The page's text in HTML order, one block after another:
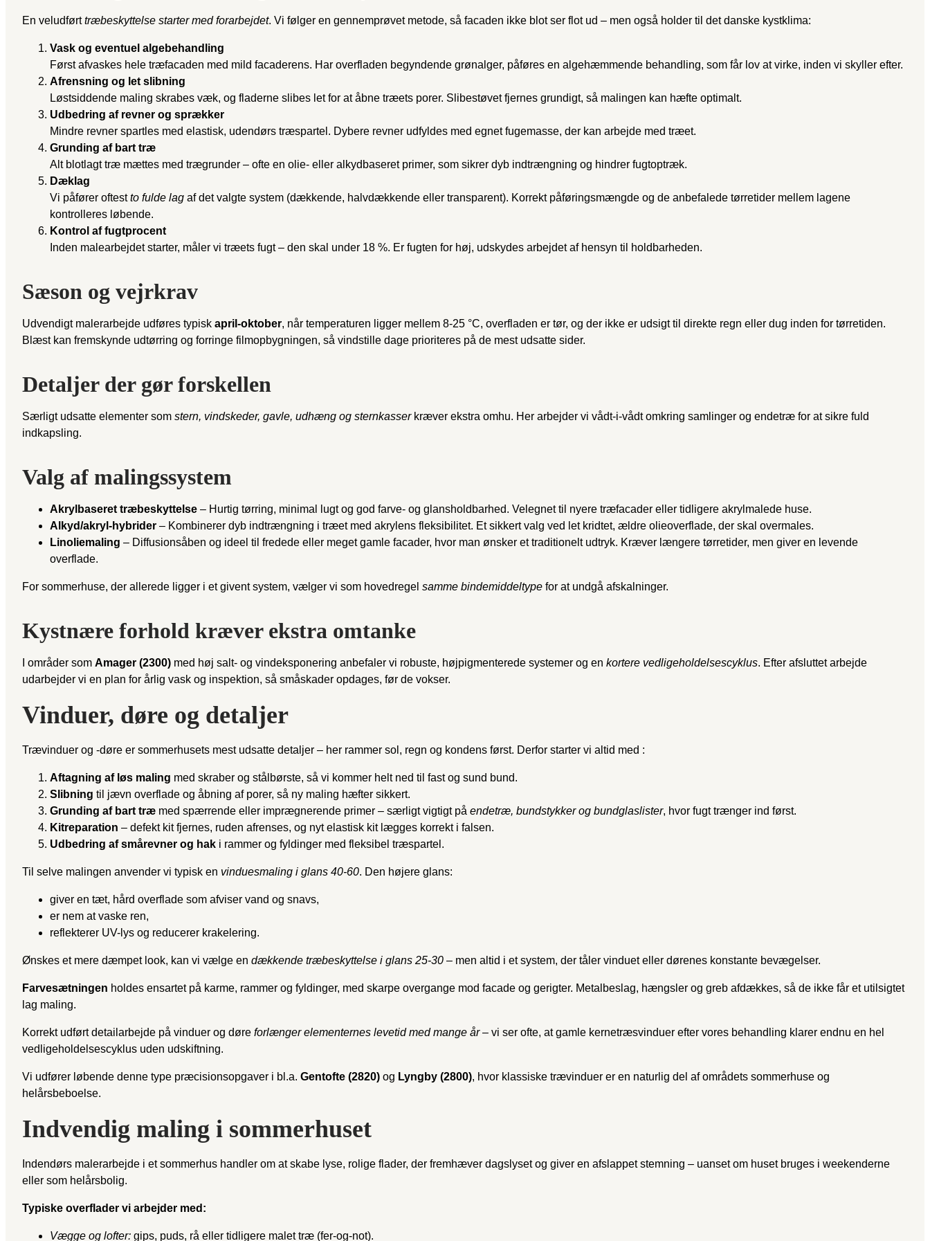
En veludførttræbeskyttelse starter med forarbejdet. Vi følger en gennemprøvet metode, så facaden ikke blot ser flot ud – men også holder til det danske kystklima:
Vask og eventuel algebehandling
Først afvaskes hele træfacaden med mild facaderens. Har overfladen begyndende grønalger, påføres en algehæmmende behandling, som får lov at virke, inden vi skyller efter.
Afrensning og let slibning
Løstsiddende maling skrabes væk, og fladerne slibes let for at åbne træets porer. Slibestøvet fjernes grundigt, så malingen kan hæfte optimalt.
Udbedring af revner og sprækker
Mindre revner spartles med elastisk, udendørs træspartel. Dybere revner udfyldes med egnet fugemasse, der kan arbejde med træet.
Grunding af bart træ
Alt blotlagt træ mættes med trægrunder – ofte en olie- eller alkydbaseret primer, som sikrer dyb indtrængning og hindrer fugtoptræk.
Dæklag
Vi påfører oftestto fulde lag af det valgte system (dækkende, halvdækkende eller transparent). Korrekt påføringsmængde og de anbefalede tørretider mellem lagene
kontrolleres løbende.
Kontrol af fugtprocent
Inden malearbejdet starter, måler vi træets fugt – den skal under 18 %. Er fugten for høj, udskydes arbejdet af hensyn til holdbarheden.
Sæson og vejrkrav
Udvendigt malerarbejde udføres typisk april-oktober, når temperaturen ligger mellem 8-25 °C, overfladen er tør, og der ikke er udsigt til direkte regn eller dug inden for tørretiden.
Blæst kan fremskynde udtørring og forringe filmopbygningen, så vindstille dage prioriteres på de mest udsatte sider.
Detaljer der gør forskellen
Særligt udsatte elementer som stern, vindskeder, gavle, udhæng og sternkasserkræver ekstra omhu. Her arbejder vi vådt-i-vådt omkring samlinger og endetræ for at sikre fuld
indkapsling.
Valg af malingssystem
Akrylbaseret træbeskyttelse – Hurtig tørring, minimal lugt og god farve- og glansholdbarhed. Velegnet til nyere træfacader eller tidligere akrylmalede huse.
Alkyd/akryl-hybrider – Kombinerer dyb indtrængning i træet med akrylens fleksibilitet. Et sikkert valg ved let kridtet, ældre olieoverflade, der skal overmales.
Linoliemaling – Diffusionsåben og ideel til fredede eller meget gamle facader, hvor man ønsker et traditionelt udtryk. Kræver længere tørretider, men giver en levende
overflade.
For sommerhuse, der allerede ligger i et givent system, vælger vi som hovedregel samme bindemiddeltype for at undgå afskalninger.
Kystnære forhold kræver ekstra omtanke
I områder som Amager (2300) med høj salt- og vindeksponering anbefaler vi robuste, højpigmenterede systemer og en kortere vedligeholdelsescyklus. Efter afsluttet arbejde
udarbejder vi en plan for årlig vask og inspektion, så småskader opdages, før de vokser.
Vinduer, døre og detaljer
Trævinduer og -døre er sommerhusets mest udsatte detaljer – her rammer sol, regn og kondens først. Derfor starter vi altid med :
Aftagning af løs maling med skraber og stålbørste, så vi kommer helt ned til fast og sund bund.
Slibning til jævn overflade og åbning af porer, så ny maling hæfter sikkert.
Grunding af bart træ med spærrende eller imprægnerende primer – særligt vigtigt på endetræ, bundstykker og bundglaslister, hvor fugt trænger ind først.
Kitreparation – defekt kit fjernes, ruden afrenses, og nyt elastisk kit lægges korrekt i falsen.
Udbedring af smårevner og hak i rammer og fyldinger med fleksibel træspartel.
Til selve malingen anvender vi typisk en vinduesmaling i glans 40-60. Den højere glans:
giver en tæt, hård overflade som afviser vand og snavs,
er nem at vaske ren,
reflekterer UV-lys og reducerer krakelering.
Ønskes et mere dæmpet look, kan vi vælge en dækkende træbeskyttelse i glans 25-30 – men altid i et system, der tåler vinduet eller dørenes konstante bevægelser.
Farvesætningen holdes ensartet på karme, rammer og fyldinger, med skarpe overgange mod facade og gerigter. Metalbeslag, hængsler og greb afdækkes, så de ikke får et utilsigtet
lag maling.
Korrekt udført detailarbejde på vinduer og døre forlænger elementernes levetid med mange år– vi ser ofte, at gamle kernetræsvinduer efter vores behandling klarer endnu en hel
vedligeholdelsescyklus uden udskiftning.
Vi udfører løbende denne type præcisionsopgaver i bl.a. Gentofte (2820) og Lyngby (2800), hvor klassiske trævinduer er en naturlig del af områdets sommerhuse og
helårsbeboelse.
Indvendig maling i sommerhuset
Indendørs malerarbejde i et sommerhus handler om at skabe lyse, rolige flader, der fremhæver dagslyset og giver en afslappet stemning – uanset om huset bruges i weekenderne
eller som helårsbolig.
Typiske overflader vi arbejder med:
Vægge og lofter: gips, puds, rå eller tidligere malet træ (fer-og-not).